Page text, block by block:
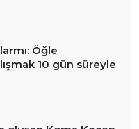
Öğle
10 gün süreyle